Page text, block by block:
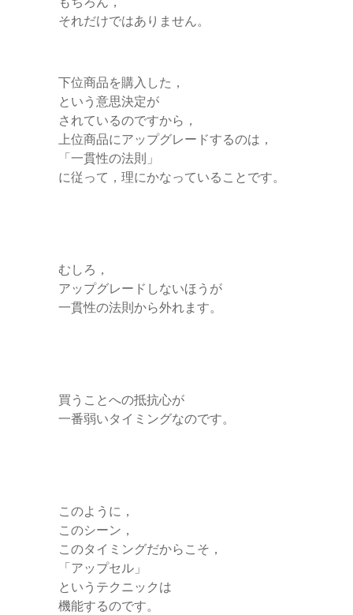
それだけではありません。
下位商品を購入した，
という意思決定が
されているのですから，
上位商品にアップグレードするのは，
「一貫性の法則」
に従って，理にかなっていることです。
むしろ，
アップグレードしないほうが
一貫性の法則から外れます。
買うことへの抵抗心が
一番弱いタイミングなのです。
このように，
このシーン，
このタイミングだからこそ，
「アップセル」
というテクニックは
機能するのです。